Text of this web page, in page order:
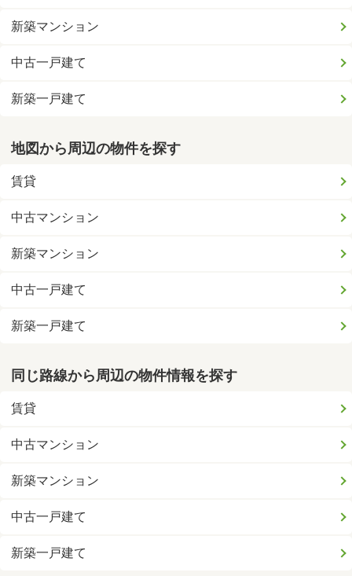
新築マンション
中古一戸建て
新築一戸建て
地図から周辺の物件を探す
賃貸
中古マンション
新築マンション
中古一戸建て
新築一戸建て
同じ路線から周辺の物件情報を探す
賃貸
中古マンション
新築マンション
中古一戸建て
新築一戸建て